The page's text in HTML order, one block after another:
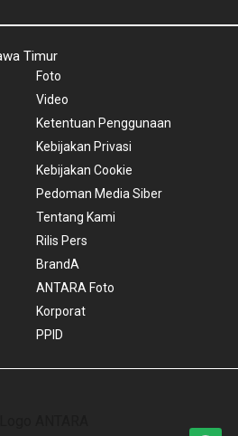
Timur
Foto
Video
Ketentuan Penggunaan
Kebijakan Privasi
Kebijakan Cookie
Pedoman Media Siber
Tentang Kami
Rilis Pers
BrandA
ANTARA Foto
Korporat
PPID